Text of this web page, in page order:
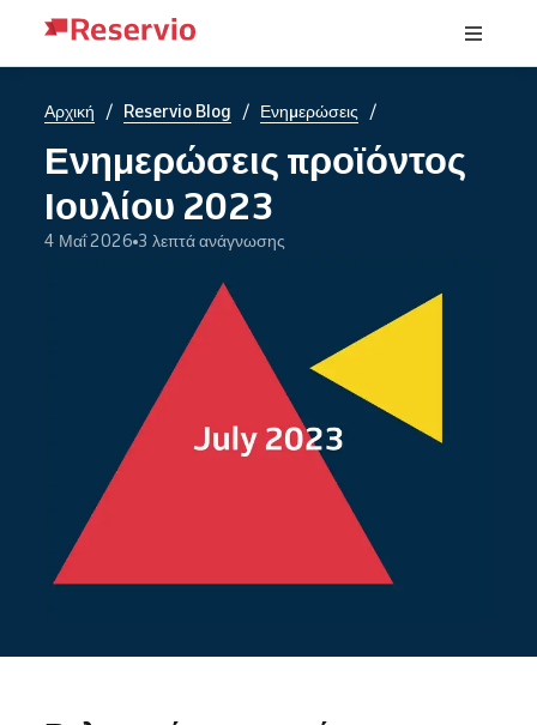
Αρχική / Reservio Blog / Ενημερώσεις /
Ενημερώσεις προϊόντος
Ιουλίου 2023
4 Μαΐ 2026 3 λεπτά ανάγνωσης